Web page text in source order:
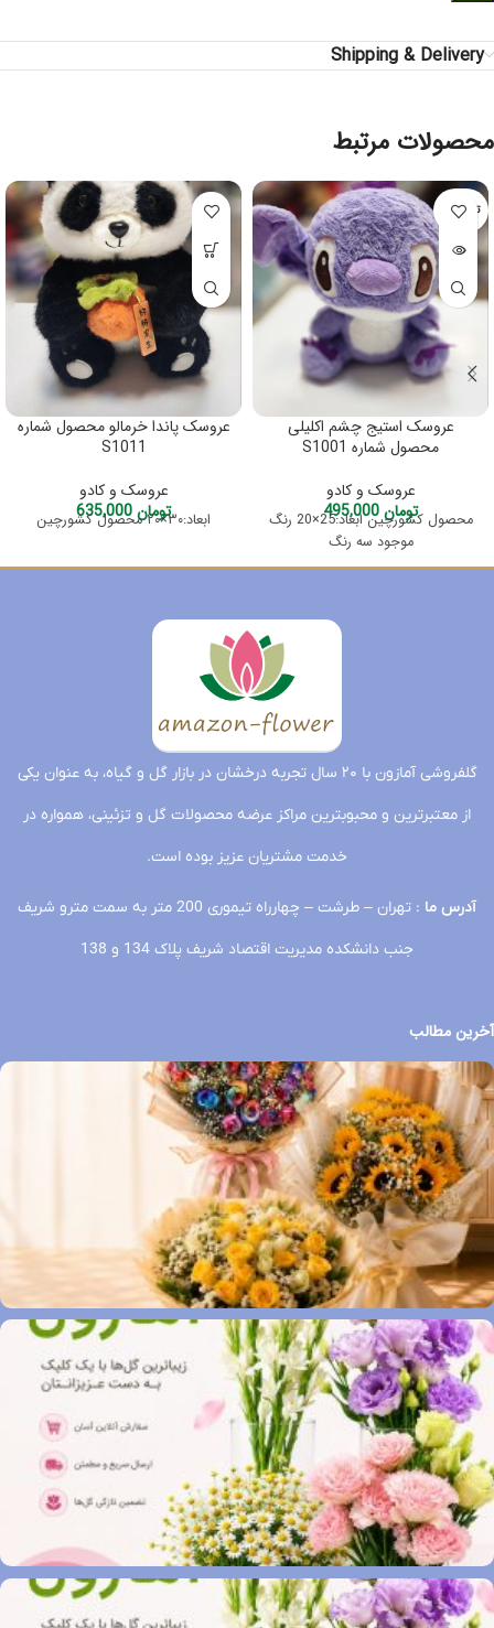
Shipping & Delivery
محصولات مرتبط
تمام شده
عروسک استیج چشم اکلیلی
محصول شماره S1001
عروسک و کادو
تومان
محصول کشورچین ابعاد:25×20 رنگ
موجود سه رنگ
عروسک پاندا خرمالو محصول شماره
S1011
عروسک و کادو
تومان ابعاد:۳۰×۲۰ محصول کشورچین
گلفروشی آمازون با ۲۰ سال تجربه درخشان در بازار گل و گیاه، به عنوان یکی
از معتبرترین و محبوبترین مراکز عرضه محصولات گل و تزئینی، همواره در
خدمت مشتریان عزیز بوده است.
آدرس ما
: تهران – طرشت – چهارراه تیموری 200 متر به سمت مترو شریف
جنب دانشکده مدیریت اقتصاد شریف پلاک 134 و 138
آخرین مطالب